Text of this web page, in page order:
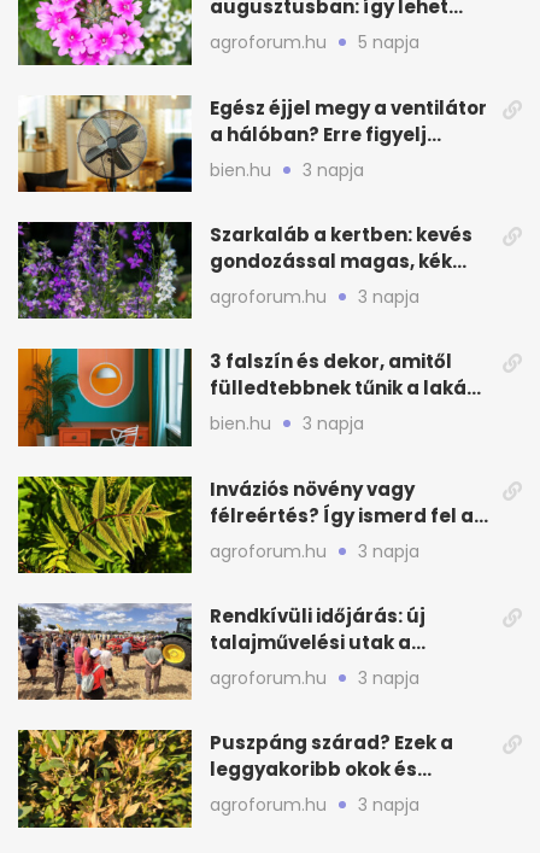
augusztusban: így lehet
még idén virágos a kert
agroforum.hu 5 napja
Egész éjjel megy a ventilátor
a hálóban? Erre figyelj
alvásnál nyáron
bien.hu 3 napja
Szarkaláb a kertben: kevés
gondozással magas, kék
virágfalat ad
agroforum.hu 3 napja
3 falszín és dekor, amitől
fülledtebbnek tűnik a lakás
nyáron
bien.hu 3 napja
Inváziós növény vagy
félreértés? Így ismerd fel a
valódi kockázatot
agroforum.hu 3 napja
Rendkívüli időjárás: új
talajművelési utak a
gazdáknak
agroforum.hu 3 napja
Puszpáng szárad? Ezek a
leggyakoribb okok és
teendők
agroforum.hu 3 napja